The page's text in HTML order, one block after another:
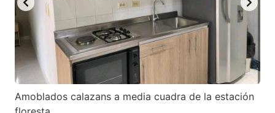
Amoblados calazans a media cuadra de la estación